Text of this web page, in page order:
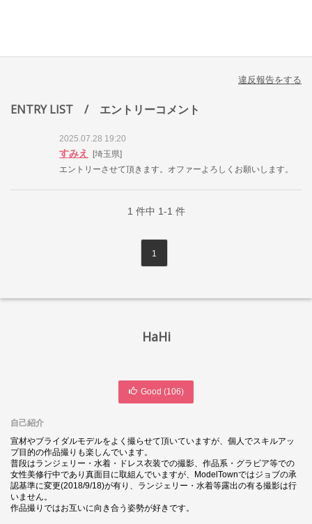
違反報告をする
ENTRY LIST / エントリーコメント
2025.07.28 19:20
すみえ
[埼玉県]
エントリーさせて頂きます。オファーよろしくお願いします。
1 件中 1-1 件
1
HaHi
Good (106)
自己紹介
宣材やブライダルモデルをよく撮らせて頂いていますが、個人でスキルアッ
プ目的の作品撮りも楽しんでいます。
普段はランジェリー・水着・ドレス衣装での撮影、作品系・グラビア等での
女性美修行中であり真面目に取組んでいますが、ModelTownではジョブの承
認基準に変更(2018/9/18)が有り、ランジェリー・水着等露出の有る撮影は行
いません。
作品撮りではお互いに向き合う姿勢が好きです。